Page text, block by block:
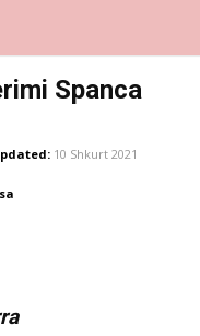
Spanca
10 Shkurt 2021